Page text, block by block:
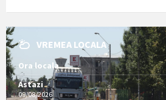
VREMEA LOCALA
Ora locala
Astazi
09/08/2026